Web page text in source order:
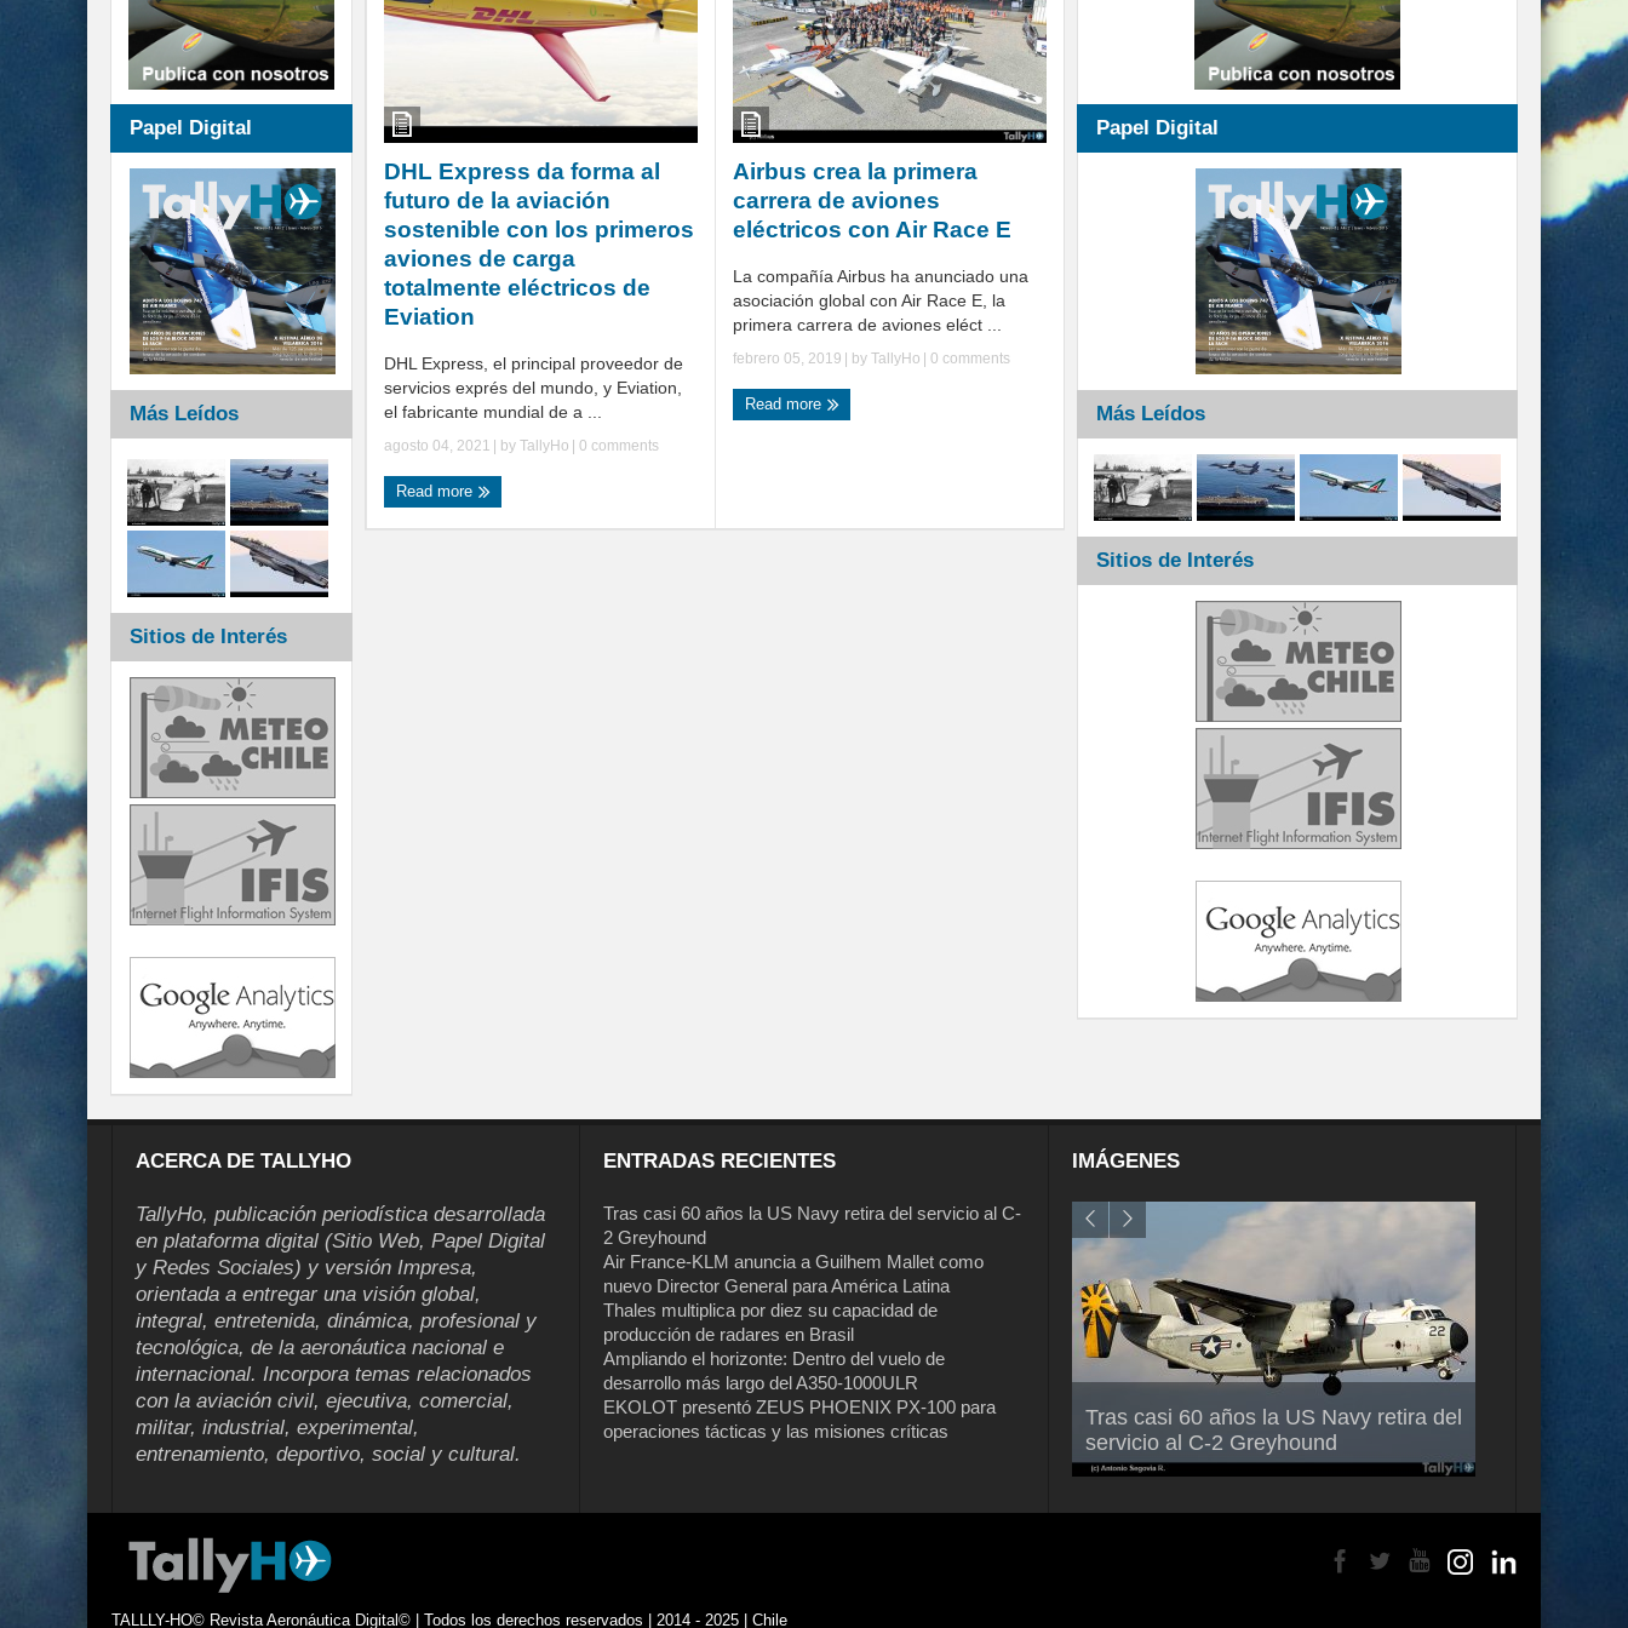
DHL Express da forma al
futuro de la aviación
sostenible con los primeros
aviones de carga
totalmente eléctricos de
Eviation
DHL Express, el principal proveedor de
servicios exprés del mundo, y Eviation,
el fabricante mundial de a ...
agosto 04, 2021 | by TallyHo 0 comments
Read more
Airbus crea la primera
carrera de aviones
eléctricos con Air Race E
La compañía Airbus ha anunciado una
asociación global con Air Race E, la
primera carrera de aviones eléct ...
febrero 05, 2019 | by TallyHo 0 comments
Read more
Papel Digital
Más Leídos
Sitios de Interés
Papel Digital
Más Leídos
Sitios de Interés
ACERCA DE TALLYHO
TallyHo, publicación periodística desarrollada
en plataforma digital (Sitio Web, Papel Digital
y Redes Sociales) y versión Impresa,
orientada a entregar una visión global,
integral, entretenida, dinámica, profesional y
tecnológica, de la aeronáutica nacional e
internacional. Incorpora temas relacionados
con la aviación civil, ejecutiva, comercial,
militar, industrial, experimental,
entrenamiento, deportivo, social y cultural.
ENTRADAS RECIENTES
Tras casi 60 años la US Navy retira del servicio al C-
2 Greyhound
Air France-KLM anuncia a Guilhem Mallet como
nuevo Director General para América Latina
Thales multiplica por diez su capacidad de
producción de radares en Brasil
Ampliando el horizonte: Dentro del vuelo de
desarrollo más largo del A350-1000ULR
EKOLOT presentó ZEUS PHOENIX PX-100 para
operaciones tácticas y las misiones críticas
IMÁGENES
Tras casi 60 años la US Navy retira del
servicio al C-2 Greyhound
Air France-KLM anuncia a Guilhem
Mallet como nuevo Director General
para América Latina
TALLLY-HO© Revista Aeronáutica Digital© | Todos los derechos reservados | 2014 - 2025 | Chile